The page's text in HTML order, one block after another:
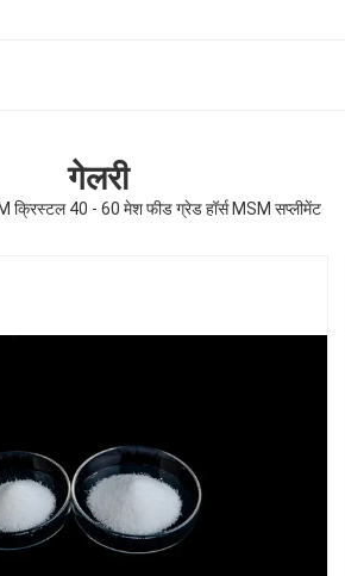
गेलरी
क्रिस्टल 40 - 60 मेश फीड ग्रेड हॉर्स MSM सप्लीमेंट